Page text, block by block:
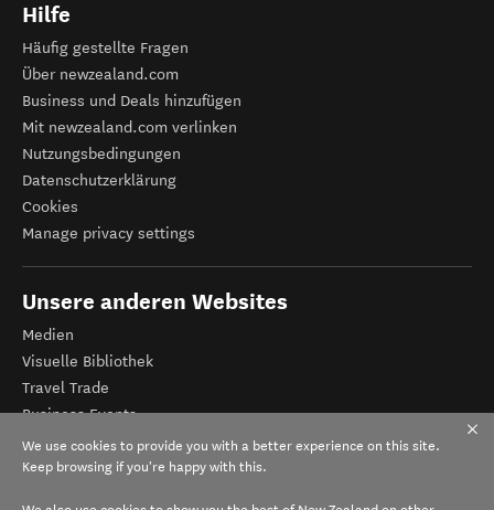
Hilfe
Häufig gestellte Fragen
Über newzealand.com
Business und Deals hinzufügen
Mit newzealand.com verlinken
Nutzungsbedingungen
Datenschutzerklärung
Cookies
Manage privacy settings
Unsere anderen Websites
Medien
Visuelle Bibliothek
Travel Trade
Business Events
Tourismus Neuseeland
Veranstalter-Registrierung
We use cookies to provide you with a better experience on this site.
Keep browsing if you're happy with this.